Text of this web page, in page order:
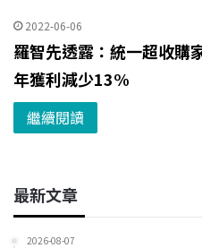
2022-06-06
羅智先透露：統一超收購
年獲利減少13%
繼續閱讀
最新文章
2026-08-07